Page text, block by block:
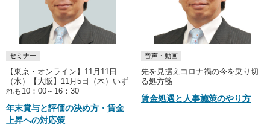
セミナー
【東京・オンライン】11月11日
（水）【大阪】11月5日（木）いず
れも10：00～16：30
年末賞与と評価の決め方・賃金
上昇への対応策
音声・動画
先を見据えコロナ禍の今を乗り切
る処方箋
賃金処遇と人事施策のやり方